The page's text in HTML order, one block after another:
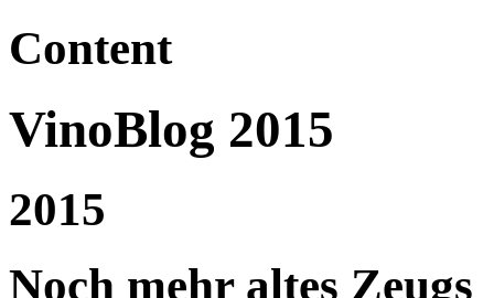
Content
VinoBlog 2015
2015
Noch mehr altes Zeugs